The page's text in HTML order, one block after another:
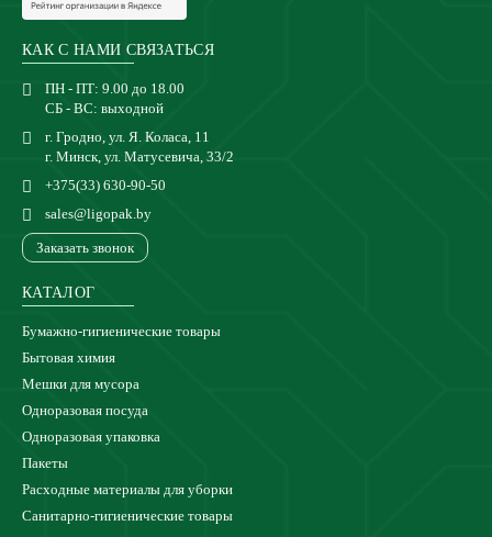
КАК С НАМИ СВЯЗАТЬСЯ
ПН - ПТ: 9.00 до 18.00
СБ - ВС: выходной
г. Гродно, ул. Я. Коласа, 11
г. Минск, ул. Матусевича, 33/2
+375(33) 630-90-50
sales@ligopak.by
Заказать звонок
КАТАЛОГ
Бумажно-гигиенические товары
Бытовая химия
Мешки для мусора
Одноразовая посуда
Одноразовая упаковка
Пакеты
Расходные материалы для уборки
Санитарно-гигиенические товары